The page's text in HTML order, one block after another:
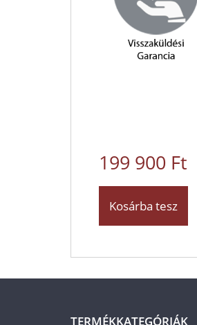
199 900 Ft
Kosárba tesz
TERMÉKKATEGÓRIÁK